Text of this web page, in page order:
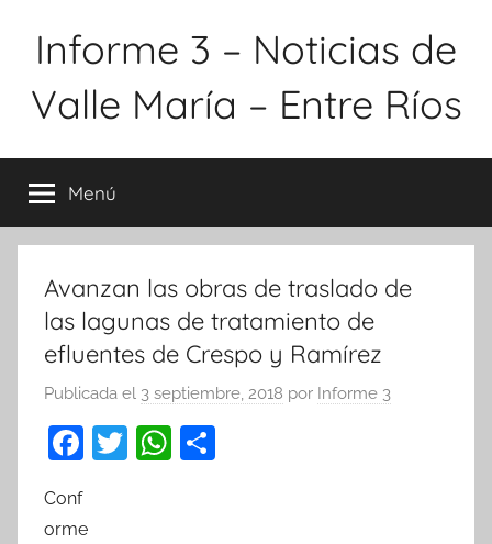
Informe 3 – Noticias de
Valle María – Entre Ríos
Menú
Avanzan las obras de traslado de
las lagunas de tratamiento de
efluentes de Crespo y Ramírez
Publicada el 3 septiembre, 2018 por Informe 3
F
T
W
Conf
orme